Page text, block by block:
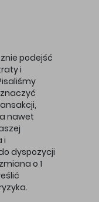
podejść
i
a nawet
i
dyspozycji
o 1